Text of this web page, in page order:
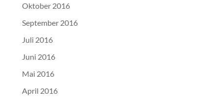
Oktober 2016
September 2016
Juli 2016
Juni 2016
Mai 2016
April 2016